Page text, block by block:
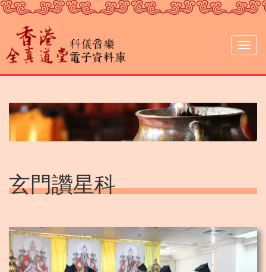
移
容
玄門讚星科